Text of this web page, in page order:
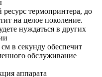
термопринтера, до
на целое поколение.
нуждаться в других
в секунду обеспечит
обслуживание
аппарата